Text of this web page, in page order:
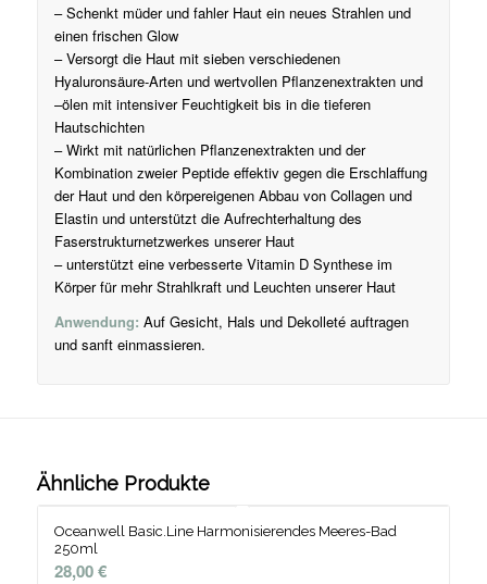
– Schenkt müder und fahler Haut ein neues Strahlen und
einen frischen Glow
– Versorgt die Haut mit sieben verschiedenen
Hyaluronsäure-Arten und wertvollen Pflanzenextrakten und
–ölen mit intensiver Feuchtigkeit bis in die tieferen
Hautschichten
– Wirkt mit natürlichen Pflanzenextrakten und der
Kombination zweier Peptide effektiv gegen die Erschlaffung
der Haut und den körpereigenen Abbau von Collagen und
Elastin und unterstützt die Aufrechterhaltung des
Faserstrukturnetzwerkes unserer Haut
– unterstützt eine verbesserte Vitamin D Synthese im
Körper für mehr Strahlkraft und Leuchten unserer Haut
Anwendung: Auf Gesicht, Hals und Dekolleté auftragen
und sanft einmassieren.
Ähnliche Produkte
Oceanwell Basic.Line Harmonisierendes Meeres-Bad
250ml
28,00€